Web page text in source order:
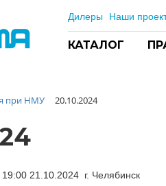
Дилеры Наши
КАТАЛОГ
при НМУ 20.10.2024
21.10.2024 г. Челябинск